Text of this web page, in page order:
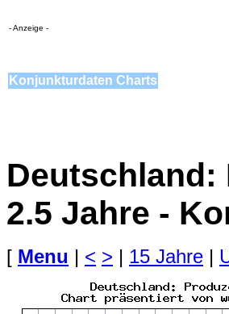
- Anzeige -
Konjunkturdaten Charts
Deutschland:
2.5 Jahre -
[ Menu | < > | 15 Jahre |